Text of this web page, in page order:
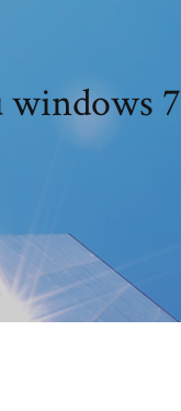
windows 7